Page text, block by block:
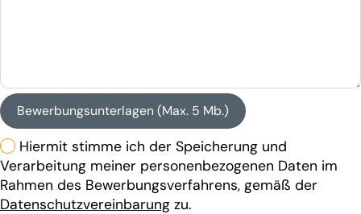
Bewerbungsunterlagen (Max. 5 Mb.)
Hiermit stimme ich der Speicherung und
Verarbeitung meiner personenbezogenen Daten im
Rahmen des Bewerbungsverfahrens, gemäß der
Datenschutzvereinbarung zu.